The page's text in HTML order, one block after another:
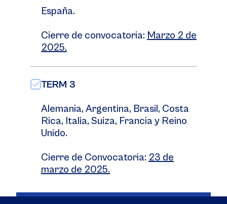
España.
Cierre de convocatoria: Marzo 2 de
2025.
TERM 3
Alemania, Argentina, Brasil, Costa
Rica, Italia, Suiza, Francia y Reino
Unido.
Cierre de Convocatoria: 23 de
marzo de 2025.